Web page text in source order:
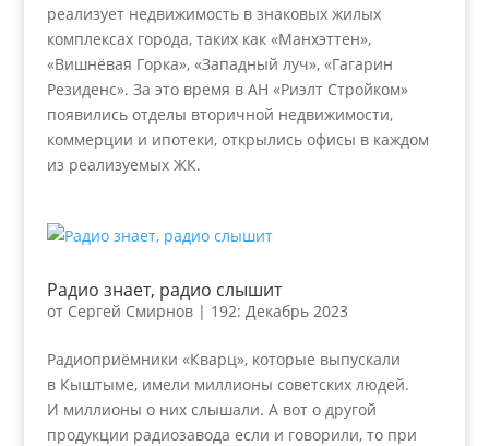
реализует недвижимость в знаковых жилых
комплексах города, таких как «Манхэттен»,
«Вишнёвая Горка», «Западный луч», «Гагарин
Резиденс». За это время в АН «Риэлт Стройком»
появились отделы вторичной недвижимости,
коммерции и ипотеки, открылись офисы в каждом
из реализуемых ЖК.
Радио знает, радио слышит
от Сергей Смирнов| 192: Декабрь 2023
Радиоприёмники «Кварц», которые выпускали
в Кыштыме, имели миллионы советских людей.
И миллионы о них слышали. А вот о другой
продукции радиозавода если и говорили, то при